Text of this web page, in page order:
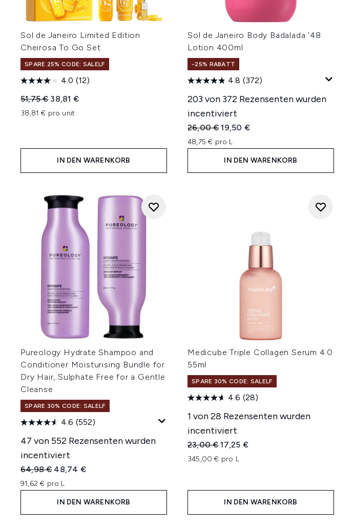
Sol de Janeiro Limited Edition
Cheirosa To Go Set
SPARE 25% CODE: SALELF
4.0 (12)
Unverbindliche Preisempfehlung:
51,75 € Aktueller Preis:
38,81 €
38,81 € pro unit
IN DEN WARENKORB
Sol de Janeiro Body Badalada '48
Lotion 400ml
-25% RABATT
4.8 (372)
203 von 372 Rezensenten wurden
incentiviert
Unverbindliche Preisempfehlung:
26,00 €Aktueller Preis:
19,50 €
48,75 € pro L
IN DEN WARENKORB
Pureology Hydrate Shampoo and
Conditioner Moisturising Bundle for
Dry Hair, Sulphate Free for a Gentle
Cleanse
SPARE 30% CODE: SALELF
4.6 (552)
47 von 552 Rezensenten wurden
incentiviert
Unverbindliche Preisempfehlung:
64,98 € Aktueller Preis:
48,74 €
91,62 € pro L
IN DEN WARENKORB
Medicube Triple Collagen Serum 4.0
55ml
SPARE 30% CODE: SALELF
4.6 (28)
1 von 28 Rezensenten wurden
incentiviert
Unverbindliche Preisempfehlung:
23,00 €Aktueller Preis:
17,25 €
345,00 € pro L
IN DEN WARENKORB